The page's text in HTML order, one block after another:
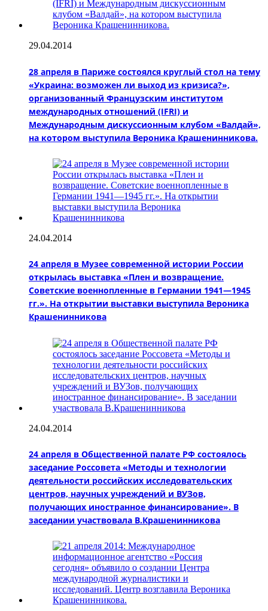
29.04.2014
28 апреля в Париже состоялся круглый стол на тему
«Украина: возможен ли выход из кризиса?»,
организованный Французским институтом
международных отношений (IFRI) и
Международным дискуссионным клубом «Валдай»,
на котором выступила Вероника Крашенинникова.
24.04.2014
24 апреля в Музее современной истории России
открылась выставка «Плен и возвращение.
Советские военнопленные в Германии 1941—1945
гг.». На открытии выставки выступила Вероника
Крашенинникова
24.04.2014
24 апреля в Общественной палате РФ состоялось
заседание Россовета «Методы и технологии
деятельности российских исследовательских
центров, научных учреждений и ВУЗов,
получающих иностранное финансирование». В
заседании участвовала В.Крашенинникова